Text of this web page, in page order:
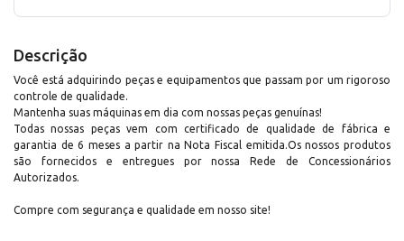
Descrição
Você está adquirindo peças e equipamentos que passam por um rigoroso
controle de qualidade.
Mantenha suas máquinas em dia com nossas peças genuínas!
Todas nossas peças vem com certificado de qualidade de fábrica e
garantia de 6 meses a partir na Nota Fiscal emitida.Os nossos produtos
são fornecidos e entregues por nossa Rede de Concessionários
Autorizados.
Compre com segurança e qualidade em nosso site!